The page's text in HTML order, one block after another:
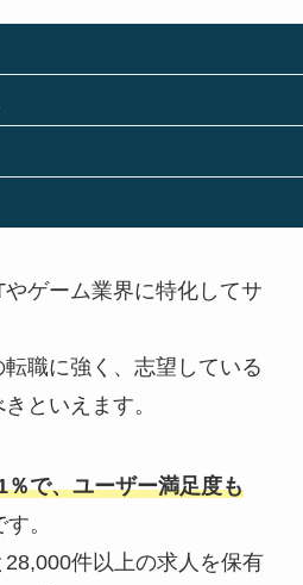
ゲーム業界に特化してサ
職に強く、志望している
といえます。
で、ユーザー満足度も
。
件以上の求人を保有